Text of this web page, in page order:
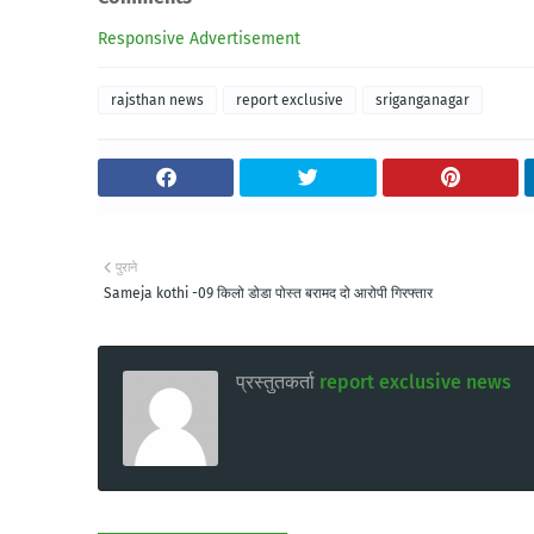
Responsive Advertisement
rajsthan news report exclusive sriganganagar
पुराने
Sameja kothi -09 किलो डोडा पोस्त बरामद दो आरोपी गिरफ्तार
प्रस्तुतकर्ता report exclusive news